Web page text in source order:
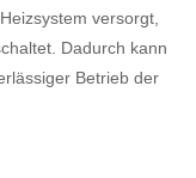
versorgt,
Dadurch kann
Betrieb der